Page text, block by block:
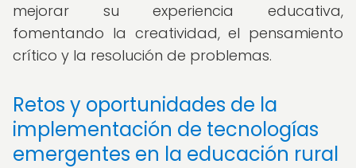
mejorar su experiencia educativa,
fomentando la creatividad, el pensamiento
crítico y la resolución de problemas.
Retos y oportunidades de la
implementación de tecnologías
emergentes en la educación rural